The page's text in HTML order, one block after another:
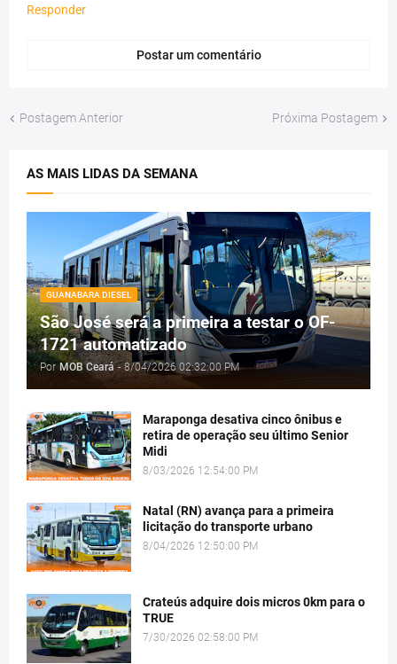
Responder
Postar um comentário
Postagem Anterior Próxima Postagem
AS MAIS LIDAS DA SEMANA
GUANABARA DIESEL
São José será a primeira a testar o OF-
1721 automatizado
Por MOB Ceará - 8/04/2026 02:32:00 PM
Maraponga desativa cinco ônibus e
retira de operação seu último Senior
Midi
8/03/2026 12:54:00 PM
Natal (RN) avança para a primeira
licitação do transporte urbano
8/04/2026 12:50:00 PM
Crateús adquire dois micros 0km para o
TRUE
7/30/2026 02:58:00 PM